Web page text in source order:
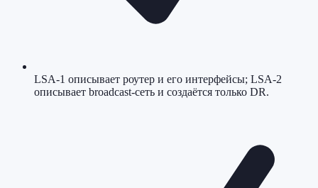
LSA-1 описывает роутер и его интерфейсы; LSA-2
описывает broadcast-сеть и создаётся только DR.